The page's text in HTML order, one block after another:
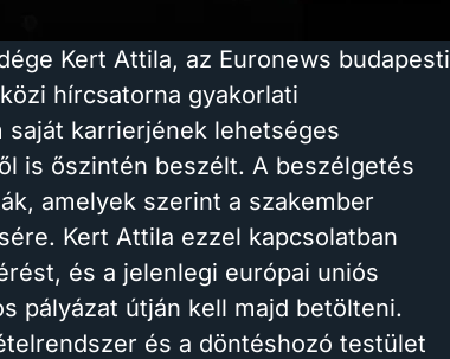
Kert Attila, az Euronews budapesti
hírcsatorna gyakorlati
karrierjének lehetséges
is őszintén beszélt. A beszélgetés
amelyek szerint a szakember
Kert Attila ezzel kapcsolatban
és a jelenlegi európai uniós
pályázat útján kell majd betölteni.
és a döntéshozó testület